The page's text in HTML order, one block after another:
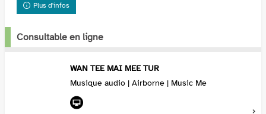
Plus d'infos
Consultable en ligne
WAN TEE MAI MEE TUR
Musique audio | Airborne | Music Me